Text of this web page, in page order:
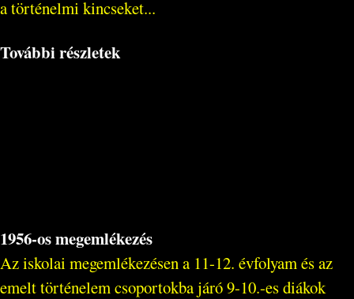
a történelmi kincseket...
További részletek
1956-os megemlékezés
Az iskolai megemlékezésen a 11-12. évfolyam és az
emelt történelem csoportokba járó 9-10.-es diákok